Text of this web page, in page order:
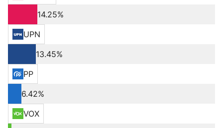
14.25%
UPN
13.45%
PP
6.42%
VOX